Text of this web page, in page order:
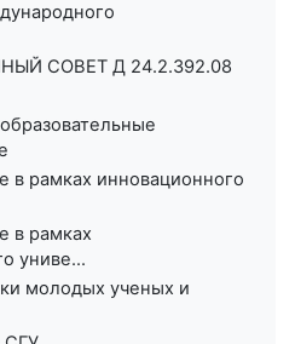
СОВЕТ Д 24.2.392.08
в рамках инновационного
в рамках
униве...
молодых ученых и